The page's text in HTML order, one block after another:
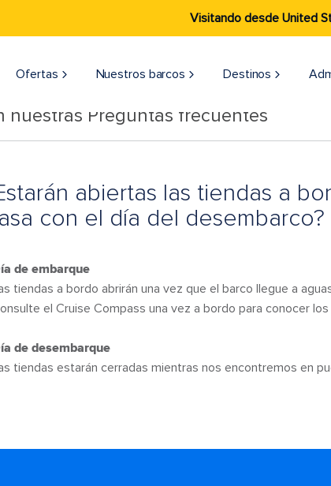
Visitando desde United
Ofertas Nuestros barcos Destinos
nuestras Preguntas frecuentes
abiertas las tiendas a
con el día del desembarco?
de embarque
tiendas a bordo abrirán una vez que el barco llegue a
el Cruise Compass una vez a bordo para conocer
de desembarque
tiendas estarán cerradas mientras nos encontremos en